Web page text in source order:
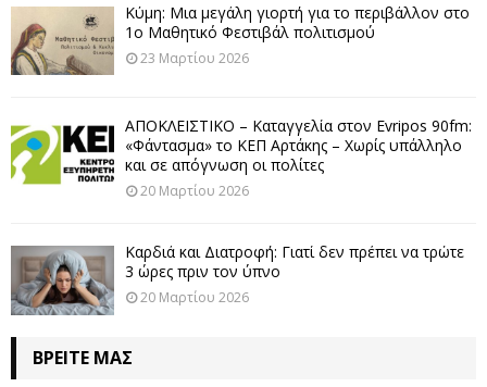
Κύμη: Μια μεγάλη γιορτή για το περιβάλλον στο
1ο Μαθητικό Φεστιβάλ πολιτισμού
23 Μαρτίου 2026
ΑΠΟΚΛΕΙΣΤΙΚΟ – Καταγγελία στον Evripos 90fm:
«Φάντασμα» το ΚΕΠ Αρτάκης – Χωρίς υπάλληλο
και σε απόγνωση οι πολίτες
20 Μαρτίου 2026
Καρδιά και Διατροφή: Γιατί δεν πρέπει να τρώτε
3 ώρες πριν τον ύπνο
20 Μαρτίου 2026
ΒΡΕΊΤΕ ΜΑΣ